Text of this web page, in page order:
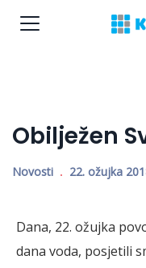
Obilježen
Novosti 22. ožujka
Dana, 22. ožujka
dana voda, posjetili